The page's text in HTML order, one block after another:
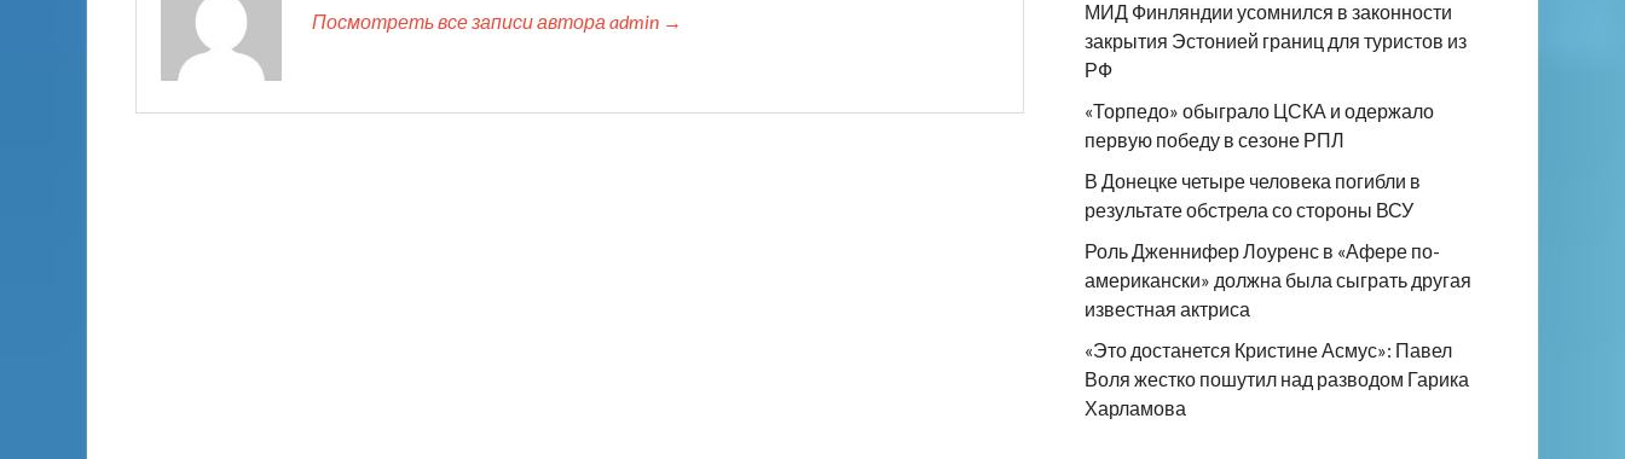
Посмотреть все записи автора admin →
МИД Финляндии усомнился в законности
закрытия Эстонией границ для туристов из
РФ
«Торпедо» обыграло ЦСКА и одержало
первую победу в сезоне РПЛ
В Донецке четыре человека погибли в
результате обстрела со стороны ВСУ
Роль Дженнифер Лоуренс в «Афере по-
американски» должна была сыграть другая
известная актриса
«Это достанется Кристине Асмус»: Павел
Воля жестко пошутил над разводом Гарика
Харламова